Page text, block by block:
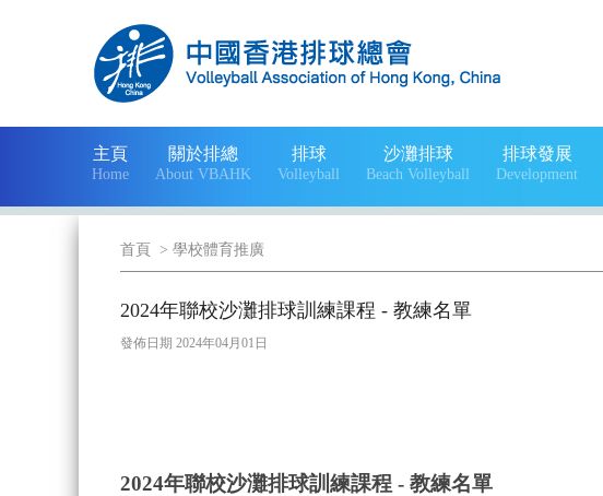
主頁
Home
關於排總
About VBAHK
排球
Volleyball
沙灘排球
Beach Volleyball
排球發展
Development
首頁 > 學校體育推廣
2024年聯校沙灘排球訓練課程 - 教練名單
發佈日期 2024年04月01日
2024年聯校沙灘排球訓練課程 - 教練名單